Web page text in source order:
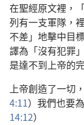
在聖經原文裡，
列有一支軍隊，
不差」地擊中目
譯為「沒有犯罪
是達不到上帝的
上帝創造了一切
4:11）我們也要
14:12）